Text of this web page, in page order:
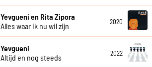
Yevgueni en Rita Zipora
Alles waar ik nu wil zijn
2020
Yevgueni
Altijd en nog steeds
2022